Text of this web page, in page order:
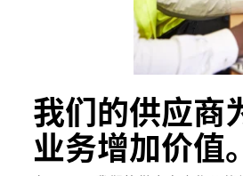
我们的供应商
业务增加价值。